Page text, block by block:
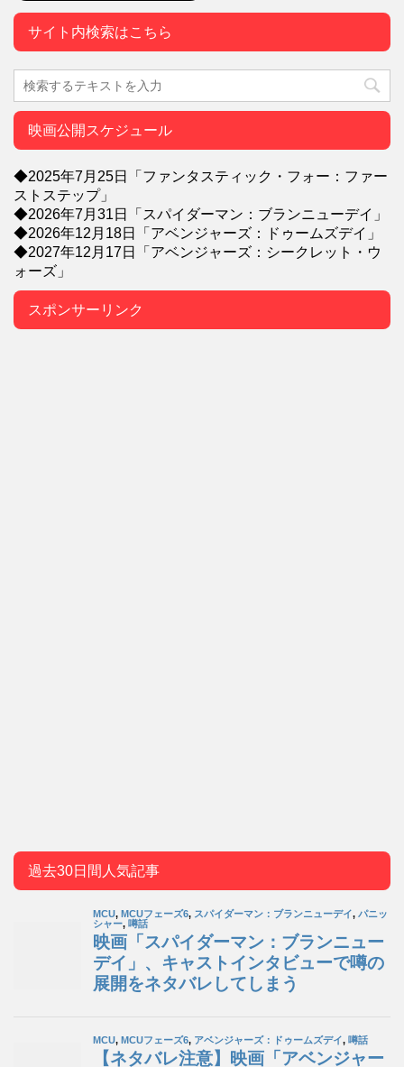
サイト内検索はこちら
映画公開スケジュール
◆2025年7月25日「ファンタスティック・フォー：ファー
ストステップ」
◆2026年7月31日「スパイダーマン：ブランニューデイ」
◆2026年12月18日「アベンジャーズ：ドゥームズデイ」
◆2027年12月17日「アベンジャーズ：シークレット・ウ
ォーズ」
スポンサーリンク
過去30日間人気記事